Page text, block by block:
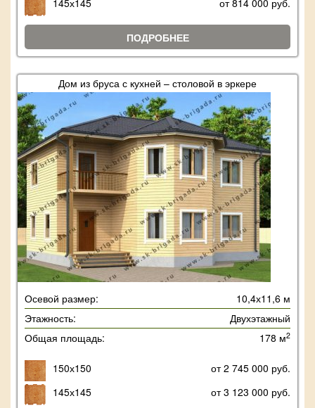
145х145
от 814 000 руб.
ПОДРОБНЕЕ
Дом из бруса с кухней – столовой в эркере
Осевой размер:
10,4х11,6 м
Этажность:
Двухэтажный
Общая площадь:
178 м2
150х150
от 2 745 000 руб.
145х145
от 3 123 000 руб.